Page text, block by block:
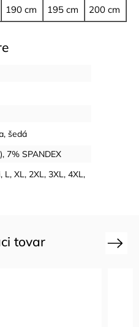
190 cm 195 cm 200 cm
, šedá
7% SPANDEX
, L , XL , 2XL , 3XL , 4XL ,
tovar Next